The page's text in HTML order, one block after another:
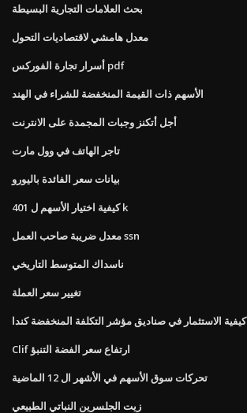
بحث العلامات التجارية البسيطة
معدل هامشي لاقتصاديات التحول
أسرار تجارة الفوركس pdf
الأسهم ذات القيمة المنخفضة للشراء في الهند
أجل أتكنز وجبات المجمدة على الانترنت
تاجر الهاتف في وول مارت
بيانات سعر الفائدة باليورو
كيفية اختيار الأسهم ل 401 k
معدل ضريبة صاحب العمل ssn
ناسداك المتوسط ​​التاريخي
تغيير سعر العملة
كيفية الاستثمار في صناديق مؤشر التكلفة المنخفضة كندا
Clif ارتفاع سعر الفضة التنبؤ
تحركات سوق الأسهم في الأشهر ال 12 الماضية
زيت الجلسرين النباتي الطبيعي